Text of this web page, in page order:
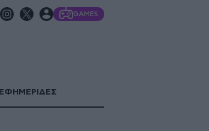
GAMES
ΕΦΗΜΕΡΙΔΕΣ